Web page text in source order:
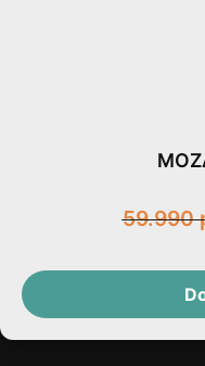
59.990